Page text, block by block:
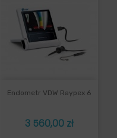
Endometr VDW Raypex 6
Cena
3 560,00 zł